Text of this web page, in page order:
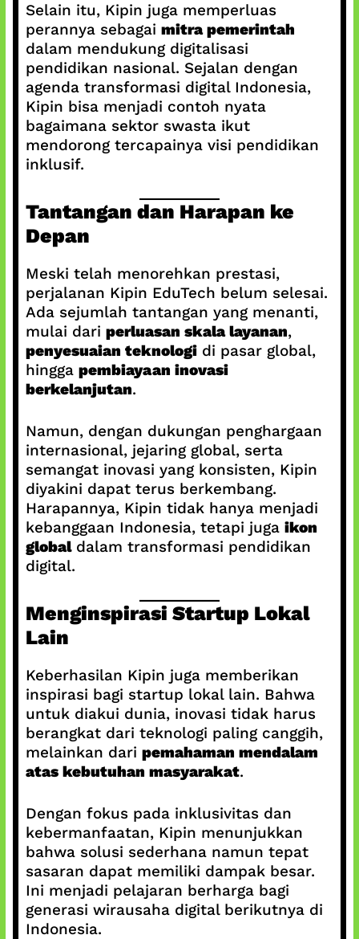
Selain itu, Kipin juga memperluas
perannya sebagai mitra pemerintah
dalam mendukung digitalisasi
pendidikan nasional. Sejalan dengan
agenda transformasi digital Indonesia,
Kipin bisa menjadi contoh nyata
bagaimana sektor swasta ikut
mendorong tercapainya visi pendidikan
inklusif.
Tantangan dan Harapan ke
Depan
Meski telah menorehkan prestasi,
perjalanan Kipin EduTech belum selesai.
Ada sejumlah tantangan yang menanti,
mulai dari perluasan skala layanan,
penyesuaian teknologidi pasar global,
hingga pembiayaan inovasi
berkelanjutan.
Namun, dengan dukungan penghargaan
internasional, jejaring global, serta
semangat inovasi yang konsisten, Kipin
diyakini dapat terus berkembang.
Harapannya, Kipin tidak hanya menjadi
kebanggaan Indonesia, tetapi juga ikon
globaldalam transformasi pendidikan
digital.
Menginspirasi Startup Lokal
Lain
Keberhasilan Kipin juga memberikan
inspirasi bagi startup lokal lain. Bahwa
untuk diakui dunia, inovasi tidak harus
berangkat dari teknologi paling canggih,
melainkan dari pemahaman mendalam
atas kebutuhan masyarakat.
Dengan fokus pada inklusivitas dan
kebermanfaatan, Kipin menunjukkan
bahwa solusi sederhana namun tepat
sasaran dapat memiliki dampak besar.
Ini menjadi pelajaran berharga bagi
generasi wirausaha digital berikutnya di
Indonesia.